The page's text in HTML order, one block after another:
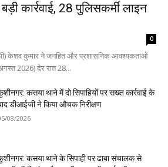
कार्रवाई, 28 पुलिसकर्मी लाइन
0
केशव कुमार ने जनहित और प्रशासनिक आवश्यकताओं
2026) देर रात 28...
कसया थाने में दो सिपाहियों पर सख्त कार्रवाई के
डीआईजी ने किया औचक निरीक्षण
08/2026
कसया थाने के सिपाही पर ढाबा संचालक से